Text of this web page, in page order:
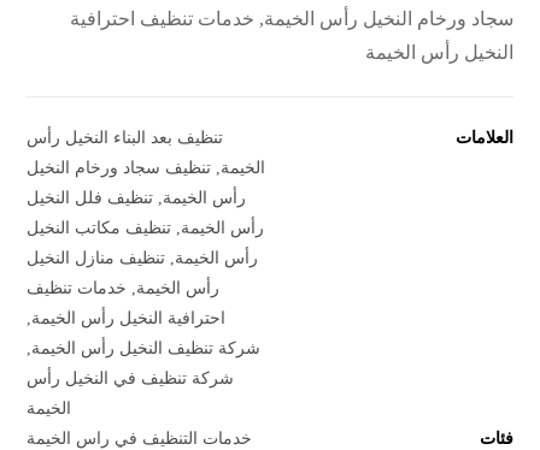
سجاد ورخام النخيل رأس الخيمة, خدمات تنظيف احترافية
النخيل رأس الخيمة
العلامات
تنظيف بعد البناء النخيل رأس
الخيمة, تنظيف سجاد ورخام النخيل
رأس الخيمة, تنظيف فلل النخيل
رأس الخيمة, تنظيف مكاتب النخيل
رأس الخيمة, تنظيف منازل النخيل
رأس الخيمة, خدمات تنظيف
احترافية النخيل رأس الخيمة,
شركة تنظيف النخيل رأس الخيمة,
شركة تنظيف في النخيل رأس
الخيمة
فئات
خدمات التنظيف في راس الخيمة